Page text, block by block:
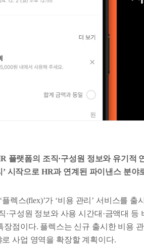
플랫폼의 조직·구성원 정보와 유기적
’ 시작으로 HR과 연계된 파이낸스 분야
렉스(flex)’가 ‘비용 관리’ 서비스를
·구성원 정보와 사용 시간대·금액대
장점이다. 플렉스는 신규 출시한 비용
사업 영역을 확장할 계획이다.